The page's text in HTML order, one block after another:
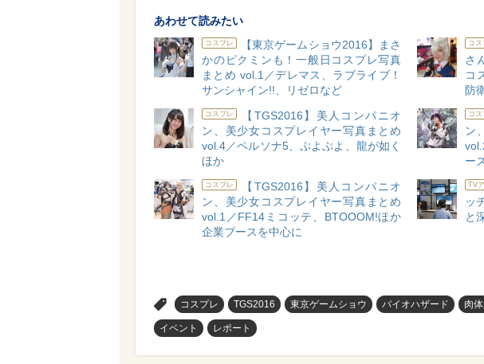
あわせて読みたい
コスプレ
【東京ゲームショウ2016】まさ
かのピクミンも！一般日コスプレ写真
まとめ vol.1／デレマス、ラブライブ！
サンシャイン!!、リゼロなど
コス
さ
コ
防
コスプレ
【TGS2016】美人コンパニオ
ン、美少女コスプレイヤー写真まとめ
vol.4／ペルソナ5、ぷよぷよ、龍が如く
ほか
コス
ン
ー
コスプレ
【TGS2016】美人コンパニオ
ン、美少女コスプレイヤー写真まとめ
vol.1／FF14ミコッテ、BTOOOM!ほか
企業ブースを中心に
TV
ッ
と
コスプレ TGS2016 東京ゲームショウ バイオハザード 肉
イベント レポート